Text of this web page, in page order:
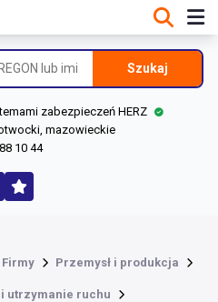
Szukaj
zabezpieczeń HERZ
mazowieckie
10 44
Firmy Przemysł i produkcja
utrzymanie ruchu